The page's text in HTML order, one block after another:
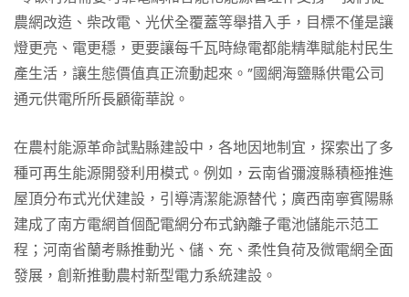
農網改造、柴改電、光伏全覆蓋等舉措入手，目標不僅是讓
燈更亮、電更穩，更要讓每千瓦時綠電都能精準賦能村民生
產生活，讓生態價值真正流動起來。”國網海鹽縣供電公司
通元供電所所長顧衛華說。
在農村能源革命試點縣建設中，各地因地制宜，探索出了多
種可再生能源開發利用模式。例如，云南省彌渡縣積極推進
屋頂分布式光伏建設，引導清潔能源替代；廣西南寧賓陽縣
建成了南方電網首個配電網分布式鈉離子電池儲能示范工
程；河南省蘭考縣推動光、儲、充、柔性負荷及微電網全面
發展，創新推動農村新型電力系統建設。